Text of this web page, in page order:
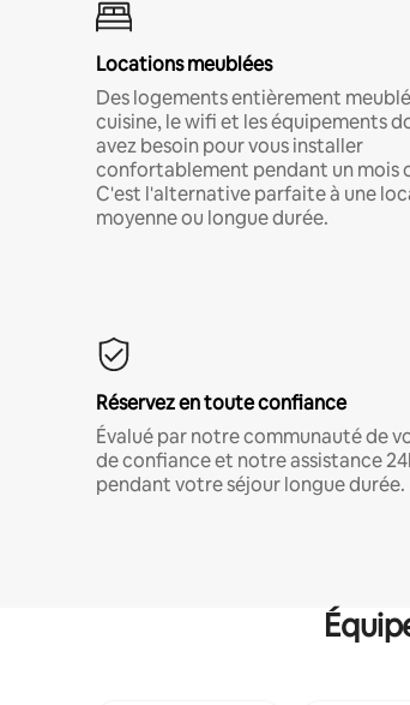
Locations meublées
Des logements entièrement
cuisine, le wifi et les équipements
avez besoin pour vous installer
confortablement pendant un mois
C'est l'alternative parfaite à une
moyenne ou longue durée.
Réservez en toute confiance
Évalué par notre communauté de
de confiance et notre assistance
pendant votre séjour longue durée.